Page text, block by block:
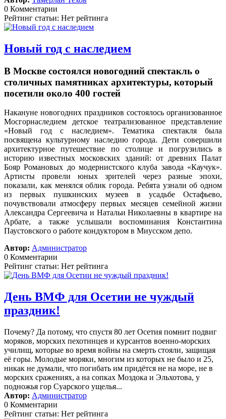
0 Комментарии
Рейтинг статьи: Нет рейтинга
Новый год с наследием
В Москве состоялся новогодний спектакль о
столичных памятниках архитектуры, который
посетили около 400 гостей
Накануне новогодних праздников состоялось организованное
Мосгорнаследием детское театрализованное представление
«Новый год с наследием».
Тематика спектакля была
посвящена культурному наследию города. Дети совершили
архитектурное путешествие по столице и погрузились в
историю известных московских зданий: от древних Палат
Бояр Романовых до модернистского клуба завода «Каучук».
Артисты провели юных зрителей через разные эпохи,
показали, как менялся облик города. Ребята узнали об одном
из первых пушкинских музеев в усадьбе Остафьево,
почувствовали атмосферу первых месяцев семейной жизни
Александра Сергеевича и Натальи Николаевны в квартире на
Арбате, а также услышали воспоминания Константина
Паустовского о работе кондуктором в Миусском депо.
Автор: Администратор
0 Комментарии
Рейтинг статьи: Нет рейтинга
День ВМФ для Осетии не чуждый
праздник!
Почему? Да потому, что спустя 80 лет Осетия помнит подвиг
моряков, морских пехотинцев и курсантов военно-морских
училищ, которые во время войны на смерть стояли, защищая
её горы. Молодые моряки, многим из которых не было и 25,
никак не думали, что погибать им придётся не на море, не в
морских сражениях, а на сопках Моздока и Эльхотова, у
подножья гор Суарского ущелья...
Автор: Администратор
0 Комментарии
Рейтинг статьи: Нет рейтинга